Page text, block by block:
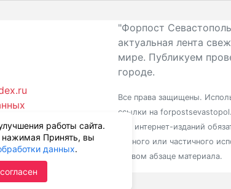
"Форпост
актуальная лента
мире. Публикуем
городе.
Все права защищены.
ссылки на
для интернет-изданий
полного или частичного
первом абзаце материала.
работы сайта.
нажимая Принять, вы
данных.